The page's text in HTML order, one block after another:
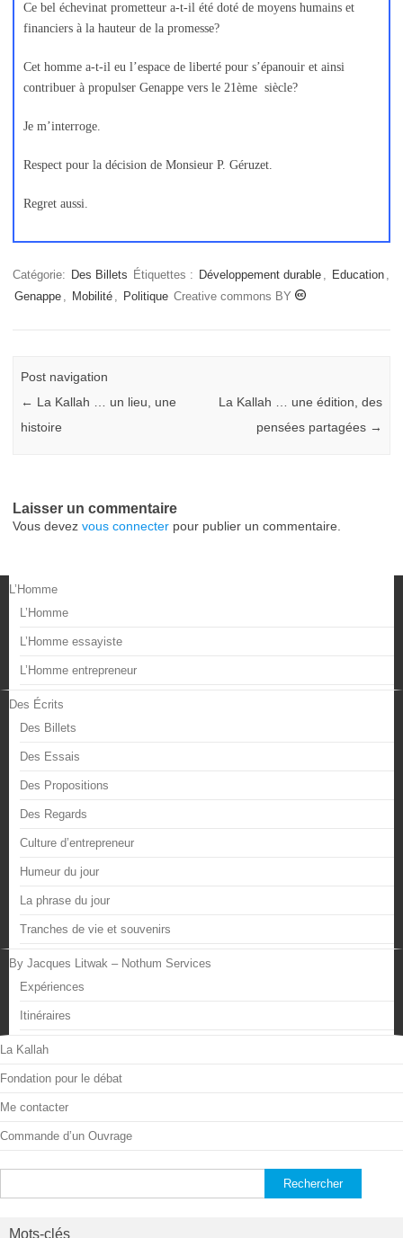
Ce bel échevinat prometteur a-t-il été doté de moyens humains et
financiers à la hauteur de la promesse?
Cet homme a-t-il eu l’espace de liberté pour s’épanouir et ainsi
contribuer à propulser Genappe vers le 21ème siècle?
Je m’interroge.
Respect pour la décision de Monsieur P. Géruzet.
Regret aussi.
Catégorie: Des Billets Étiquettes : Développement durable , Education ,
Genappe , Mobilité , Politique Creative commons BY
Post navigation
← La Kallah … un lieu, une
histoire
La Kallah … une édition, des
pensées partagées →
Laisser un commentaire
Vous devez vous connecter pour publier un commentaire.
L’Homme
L’Homme
L’Homme essayiste
L’Homme entrepreneur
Des Écrits
Des Billets
Des Essais
Des Propositions
Des Regards
Culture d’entrepreneur
Humeur du jour
La phrase du jour
Tranches de vie et souvenirs
By Jacques Litwak – Nothum Services
Expériences
Itinéraires
La Kallah
Fondation pour le débat
Me contacter
Commande d’un Ouvrage
Mots-clés